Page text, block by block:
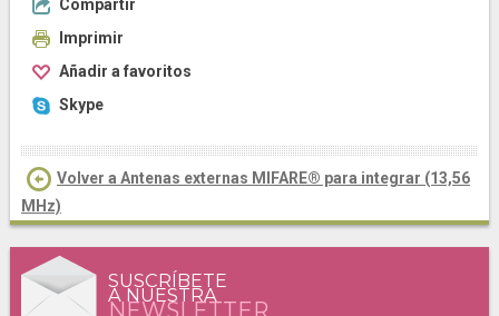
Compartir
Imprimir
Añadir a favoritos
Skype
Volver a Antenas externas MIFARE® para integrar (13,56
MHz)
SUSCRÍBETE
A NUESTRA
NEWSLETTER